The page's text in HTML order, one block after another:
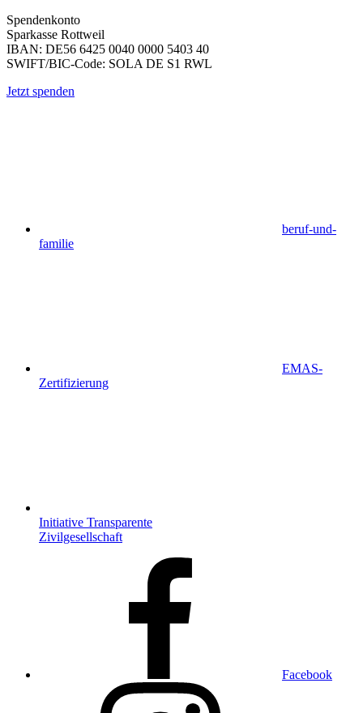
Spendenkonto
Sparkasse Rottweil
IBAN: DE56 6425 0040 0000 5403 40
SWIFT/BIC-Code: SOLA DE S1 RWL
Jetzt spenden
beruf-und-
familie
EMAS-
Zertifizierung
Initiative Transparente
Zivilgesellschaft
Facebook